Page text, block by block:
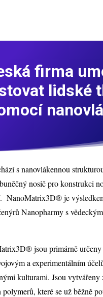
firma
lidské
s nanovlákennou
nosič pro konstrukci
NanoMatrix3D® je
Nanopharmy s
jsou primárně určeny
a experimentálním
kulturami. Jsou
polymerů, které se už běžně